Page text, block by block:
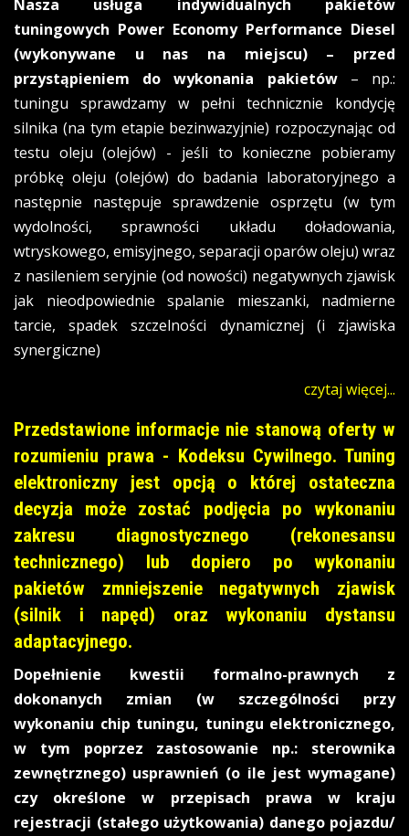
Nasza usługa indywidualnych pakietów
tuningowych Power Economy Performance Diesel
(wykonywane u nas na miejscu) – przed
przystąpieniem do wykonania pakietów– np.:
tuningu sprawdzamy w pełni technicznie kondycję
silnika (na tym etapie bezinwazyjnie) rozpoczynając od
testu oleju (olejów) - jeśli to konieczne pobieramy
próbkę oleju (olejów) do badania laboratoryjnego a
następnie następuje sprawdzenie osprzętu (w tym
wydolności, sprawności układu doładowania,
wtryskowego, emisyjnego, separacji oparów oleju) wraz
z nasileniem seryjnie (od nowości) negatywnych zjawisk
jak nieodpowiednie spalanie mieszanki, nadmierne
tarcie, spadek szczelności dynamicznej (i zjawiska
synergiczne)
czytaj więcej...
Przedstawione informacje nie stanową oferty w
rozumieniu prawa - Kodeksu Cywilnego. Tuning
elektroniczny jest opcją o której ostateczna
decyzja może zostać podjęcia po wykonaniu
zakresu diagnostycznego (rekonesansu
technicznego) lub dopiero po wykonaniu
pakietów zmniejszenie negatywnych zjawisk
(silnik i napęd) oraz wykonaniu dystansu
adaptacyjnego.
Dopełnienie kwestii formalno-prawnych z
dokonanych zmian (w szczególności przy
wykonaniu chip tuningu, tuningu elektronicznego,
w tym poprzez zastosowanie np.: sterownika
zewnętrznego) usprawnień (o ile jest wymagane)
czy określone w przepisach prawa w kraju
rejestracji (stałego użytkowania) danego pojazdu/